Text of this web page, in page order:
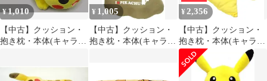
¥1,010
【中古】クッション・
抱き枕・本体(キャラク
ケットモンスター」
¥ 1,005
【中古】クッション・
抱き枕・本体(キャラク
¥ 2,356
【中古】クッション・
抱き枕・本体(キャラク
ター) ピカチュウ クッ
ション HIP POP!
PARADE 「ポケットモ